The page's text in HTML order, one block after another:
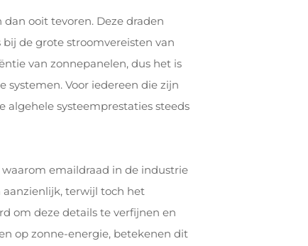
ooit tevoren. Deze draden
de grote stroomvereisten van
van zonnepanelen, dus het is
Voor iedereen die zijn
algehele systeemprestaties steeds
emaildraad in de industrie
aanzienlijk, terwijl toch het
om deze details te verfijnen en
op zonne-energie, betekenen dit